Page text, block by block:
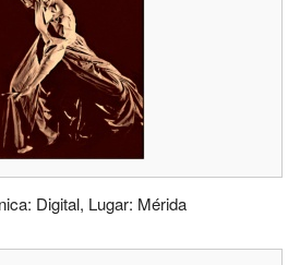
Digital, Lugar: Mérida